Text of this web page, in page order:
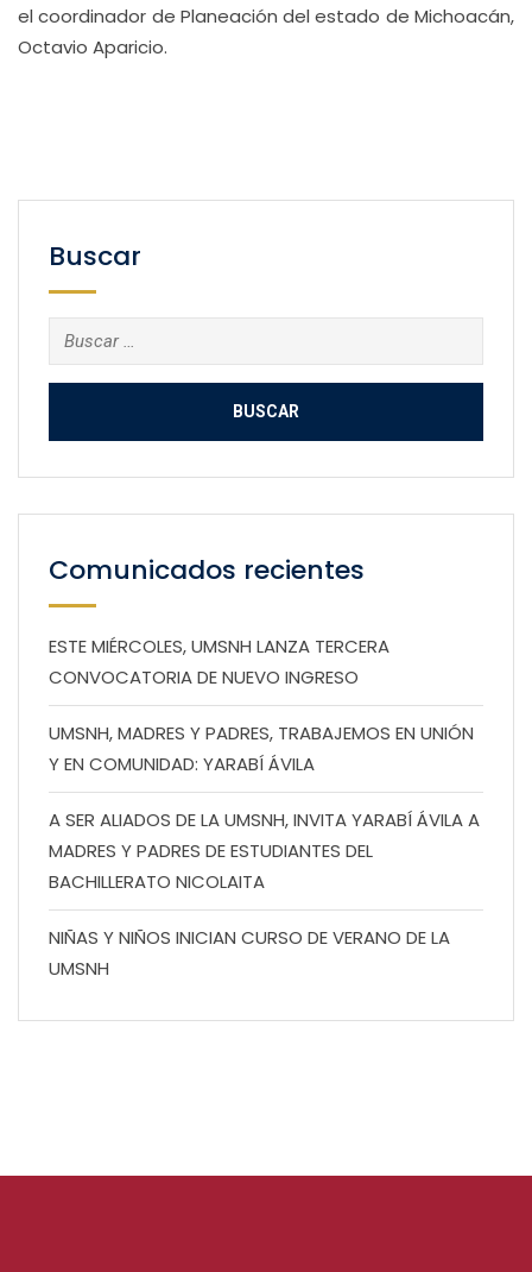
el coordinador de Planeación del estado de Michoacán,
Octavio Aparicio.
Buscar
Buscar:
Comunicados recientes
ESTE MIÉRCOLES, UMSNH LANZA TERCERA
CONVOCATORIA DE NUEVO INGRESO
UMSNH, MADRES Y PADRES, TRABAJEMOS EN UNIÓN
Y EN COMUNIDAD: YARABÍ ÁVILA
A SER ALIADOS DE LA UMSNH, INVITA YARABÍ ÁVILA A
MADRES Y PADRES DE ESTUDIANTES DEL
BACHILLERATO NICOLAITA
NIÑAS Y NIÑOS INICIAN CURSO DE VERANO DE LA
UMSNH